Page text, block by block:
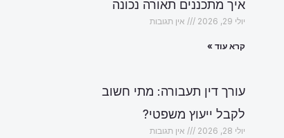
איך מתכננים תאורה נכונה
יולי 29, 2026 אין תגובות
קרא עוד »
עורך דין תעבורה: מתי חשוב
לקבל ייעוץ משפטי?
יולי 28, 2026 אין תגובות